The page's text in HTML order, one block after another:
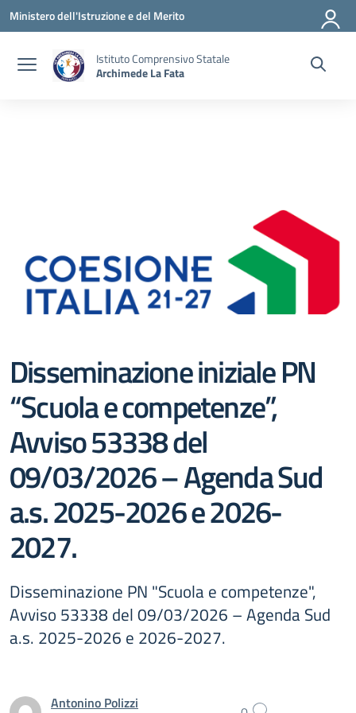
Vai ai contenuti
Vai al menu di navigazione
Vai al footer
Ministero dell'Istruzione e del Merito
Istituto Comprensivo Statale
Archimede La Fata
Disseminazione iniziale PN
“Scuola e competenze”,
Avviso 53338 del
09/03/2026 – Agenda Sud
a.s. 2025-2026 e 2026-
2027.
Disseminazione PN "Scuola e competenze",
Avviso 53338 del 09/03/2026 – Agenda Sud
a.s. 2025-2026 e 2026-2027.
Antonino Polizzi